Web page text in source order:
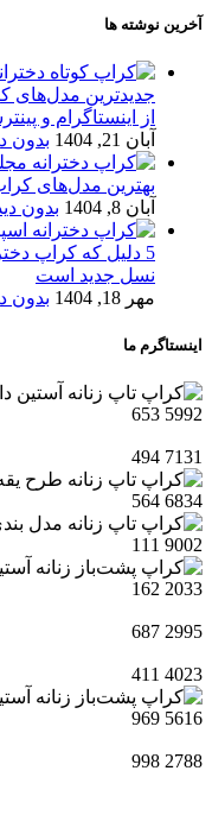
آخرین نوشته ها
از اینستاگرام و
آبان 21, 1404
بدون
بهترین مدل‌های کراپ
آبان 8, 1404
بدون
5 دلیل که کراپ
نسل جدید است
مهر 18, 1404
بدون
اینستاگرم ما
5992
653
7131
494
6834
564
9002
111
2033
162
2995
687
4023
411
5616
969
2788
998